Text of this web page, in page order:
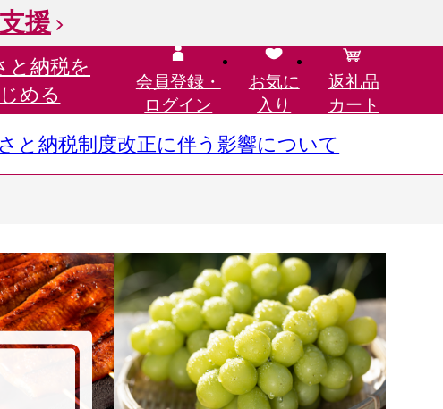
援
と納税を
める
会員登録・
ログイン
お気に
入り
返礼品
カート
と納税制度改正に伴う影響について